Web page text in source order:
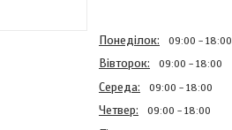
Понеділок 09:00 18:00
Вівторок 09:00 18:00
Середа 09:00 18:00
Четвер 09:00 18:00